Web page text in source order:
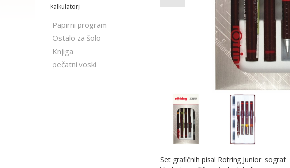
Kalkulatorji
Papirni program
Ostalo za šolo
Knjiga
pečatni voski
Set grafičnih pisal Rotring Junior Isograf